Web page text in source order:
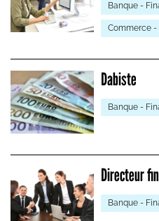
Banque -
Commerce
Dabiste
Banque -
Directeur
Banque -